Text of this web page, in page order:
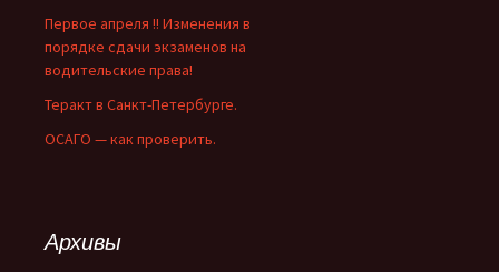
Первое апреля !! Изменения в
порядке сдачи экзаменов на
водительские права!
Теракт в Санкт-Петербурге.
ОСАГО — как проверить.
Архивы